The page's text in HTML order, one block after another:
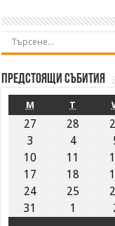
Предстоящи събития
M T
27 28
3
4
10
11
17
18
24
25
31
1